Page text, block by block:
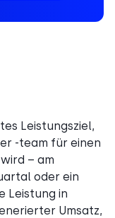
Leistungsziel,
-team für einen
– am
oder ein
Leistung in
Umsatz,